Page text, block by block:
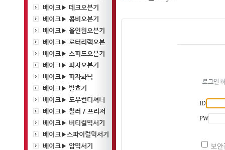
베이크▶ 데크오븐기
베이크▶ 콤비오븐기
베이크▶ 올인원오븐기
베이크▶ 로터리랙오븐
베이크▶ 스피드오븐기
베이크▶ 피자오븐기
베이크▶ 피자화덕
베이크▶ 발효기
베이크▶ 도우컨디셔너
베이크▶ 칠러 / 프리저
베이크▶ 버티컬믹서기
베이크▶스파이럴믹서기
베이크▶ 암믹서기
ID
PW